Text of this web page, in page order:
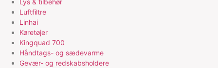
Luftfiltre
Linhai
Køretøjer
Kingquad 700
Håndtags- og sædevarme
Gevær- og redskabsholdere